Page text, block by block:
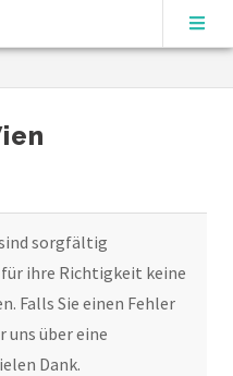
sorgfältig
ihre Richtigkeit keine
Falls Sie einen Fehler
uns über eine
Dank.